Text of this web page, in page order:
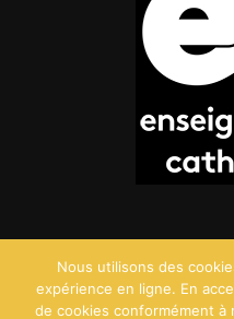
Nous utilisons des
expérience en ligne. En
de cookies conformément